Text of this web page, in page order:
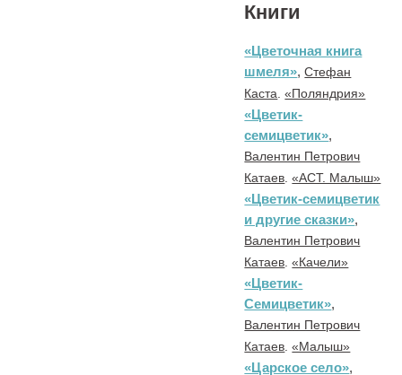
Книги
«Цветочная книга
шмеля»,Стефан
Каста «Поляндрия»
«Цветик-
семицветик»,
Валентин Петрович
Катаев «АСТ. Малыш»
«Цветик-семицветик
и другие сказки»,
Валентин Петрович
Катаев «Качели»
«Цветик-
Семицветик»,
Валентин Петрович
Катаев «Малыш»
«Царское село»,